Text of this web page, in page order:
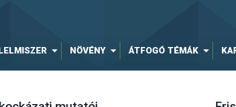
NÖVÉNY ÁTFOGÓ TÉMÁK